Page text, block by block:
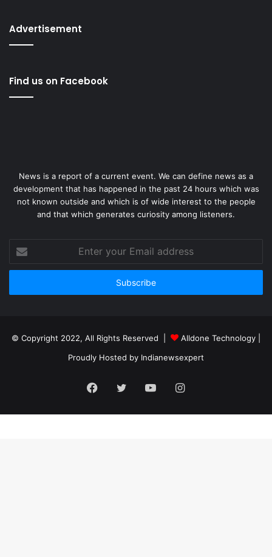
Advertisement
Find us on Facebook
News is a report of a current event. We can define news as a
development that has happened in the past 24 hours which was
not known outside and which is of wide interest to the people
and that which generates curiosity among listeners.
your
Email
© Copyright 2022, All Rights Reserved | Alldone Technology
Proudly Hosted by Indianewsexpert
Facebook
Twitter YouTubeInstagram